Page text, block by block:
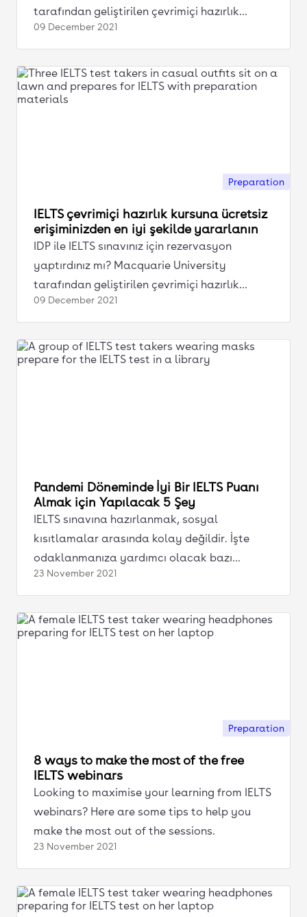
tarafından geliştirilen çevrimiçi hazırlık
kursuna ücretsiz erişim elde edin
09 December 2021
Preparation
IELTS çevrimiçi hazırlık kursuna ücretsiz
erişiminizden en iyi şekilde yararlanın
IDP ile IELTS sınavınız için rezervasyon
yaptırdınız mı? Macquarie University
tarafından geliştirilen çevrimiçi hazırlık
kursuna ücretsiz erişim elde edin
09 December 2021
Pandemi Döneminde İyi Bir IELTS Puanı
Almak için Yapılacak 5 Şey
IELTS sınavına hazırlanmak, sosyal
kısıtlamalar arasında kolay değildir. İşte
odaklanmanıza yardımcı olacak bazı
ipuçları ve püf noktaları.
23 November 2021
Preparation
8 ways to make the most of the free
IELTS webinars
Looking to maximise your learning from IELTS
webinars? Here are some tips to help you
make the most out of the sessions.
23 November 2021